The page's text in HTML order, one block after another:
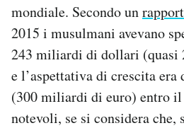
mondiale. Secondo un
2015 i musulmani avevano
243 miliardi di dollari (quasi
e l’aspettativa di crescita
(300 miliardi di euro) entro
notevoli, se si considera che,